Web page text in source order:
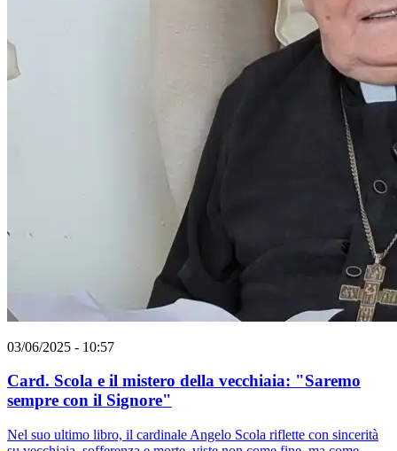
03/06/2025 - 10:57
Card. Scola e il mistero della vecchiaia: "Saremo
sempre con il Signore"
Nel suo ultimo libro, il cardinale Angelo Scola riflette con sincerità